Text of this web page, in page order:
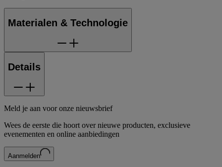
Materialen & Technologie
Details
Meld je aan voor onze nieuwsbrief
Wees de eerste die hoort over nieuwe producten, exclusieve
evenementen en online aanbiedingen
Aanmelden